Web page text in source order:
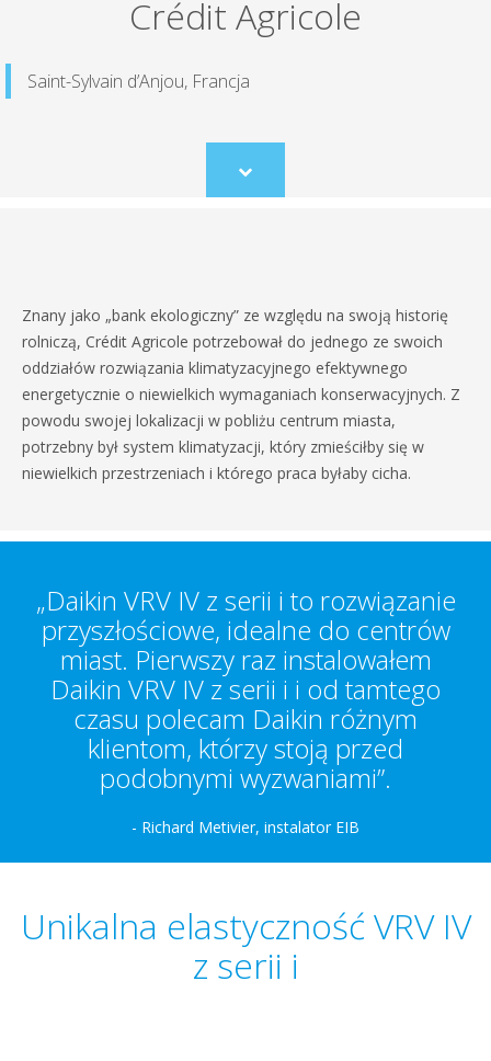
Crédit Agricole
Saint-Sylvain d’Anjou, Francja
Scroll
to
Znany jako „bank ekologiczny” ze względu na swoją historię
rolniczą, Crédit Agricole potrzebował do jednego ze swoich
oddziałów rozwiązania klimatyzacyjnego efektywnego
energetycznie o niewielkich wymaganiach konserwacyjnych. Z
powodu swojej lokalizacji w pobliżu centrum miasta,
potrzebny był system klimatyzacji, który zmieściłby się w
niewielkich przestrzeniach i którego praca byłaby cicha.
„Daikin VRV IV z serii i to rozwiązanie
przyszłościowe, idealne do centrów
miast. Pierwszy raz instalowałem
Daikin VRV IV z serii i i od tamtego
czasu polecam Daikin różnym
klientom, którzy stoją przed
podobnymi wyzwaniami”.
- Richard Metivier, instalator EIB
Unikalna elastyczność VRV IV
z serii i